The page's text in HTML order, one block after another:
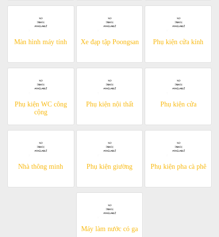
Màn hình máy tính Xe đạp tập Poongsan Phụ kiện cửa kính
Phụ kiện WC công
cộng
Phụ kiện nội thất Phụ kiện cửa
Nhà thông minh Phụ kiện giường Phụ kiện pha cà phê
Máy làm nước có ga